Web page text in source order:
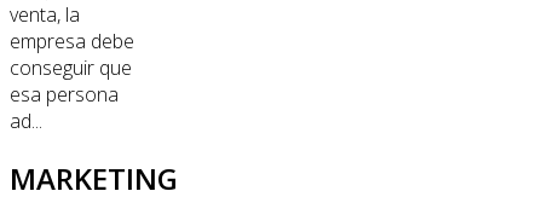
venta, la
empresa debe
conseguir que
esa persona
ad...
MARKETING